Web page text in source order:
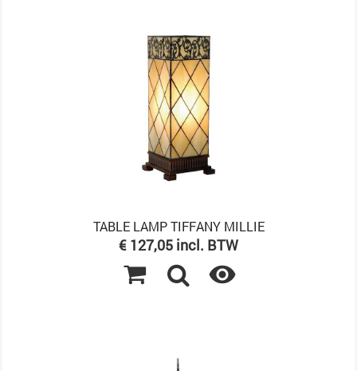
TABLE LAMP TIFFANY MILLIE
Prijs
€ 127,05 incl. BTW
